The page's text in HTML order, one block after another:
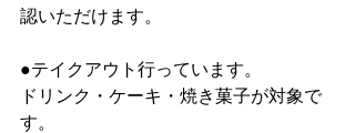
認いただけます。
●テイクアウト行っています。
ドリンク・ケーキ・焼き菓子が対象で
す。